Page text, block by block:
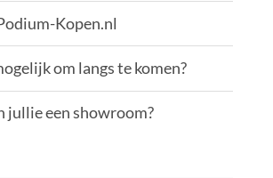
Kopen.nl
om langs te komen?
jullie een showroom?